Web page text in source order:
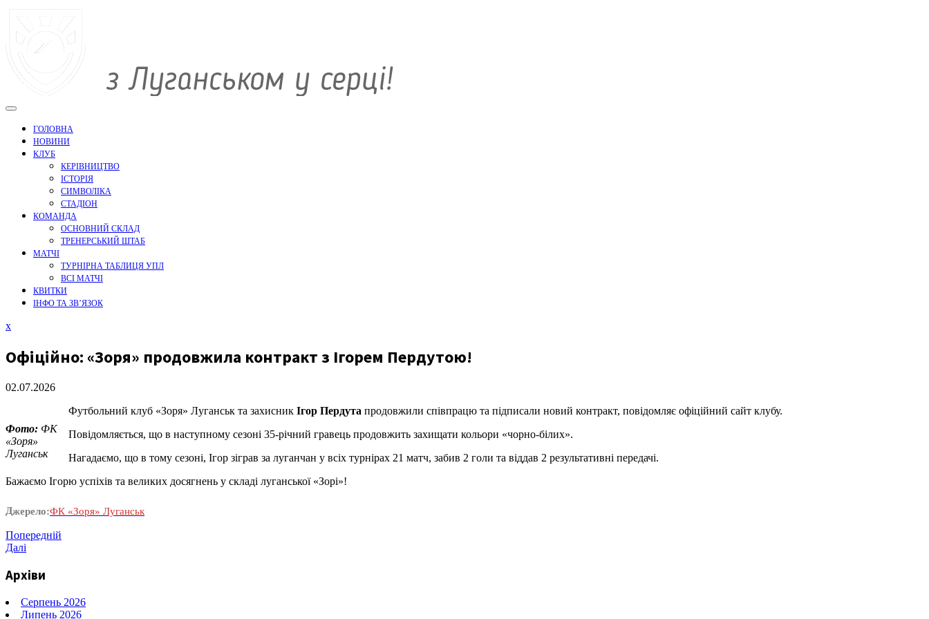
вмісту
ГОЛОВНА
НОВИНИ
КЛУБ
КЕРІВНИЦТВО
ІСТОРІЯ
СИМВОЛІКА
СТАДІОН
КОМАНДА
ОСНОВНИЙ СКЛАД
ТРЕНЕРСЬКИЙ ШТАБ
МАТЧІ
ТУРНІРНА ТАБЛИЦЯ УПЛ
ВСІ МАТЧІ
КВИТКИ
ІНФО ТА ЗВ’ЯЗОК
xЗакрити
Офіційно: «Зоря» продовжила контракт з Ігорем Пердутою!
02.07.2026
Фото: ФК
«Зоря»
Луганськ
Футбольний клуб «Зоря» Луганськ та захисник Ігор Пердута продовжили співпрацю та підписали новий контракт, повідомляє офіційний сайт клубу.
Повідомляється, що в наступному сезоні 35-річний гравець продовжить захищати кольори «чорно-білих».
Нагадаємо, що в тому сезоні, Ігор зіграв за луганчан у всіх турнірах 21 матч, забив 2 голи та віддав 2 результативні передачі.
Бажаємо Ігорю успіхів та великих досягнень у складі луганської «Зорі»!
Джерело:ФК «Зоря» Луганськ
Навігація
Попередній
запис
Попередній
Наступний
Далі
Архіви
Серпень 2026
Липень 2026